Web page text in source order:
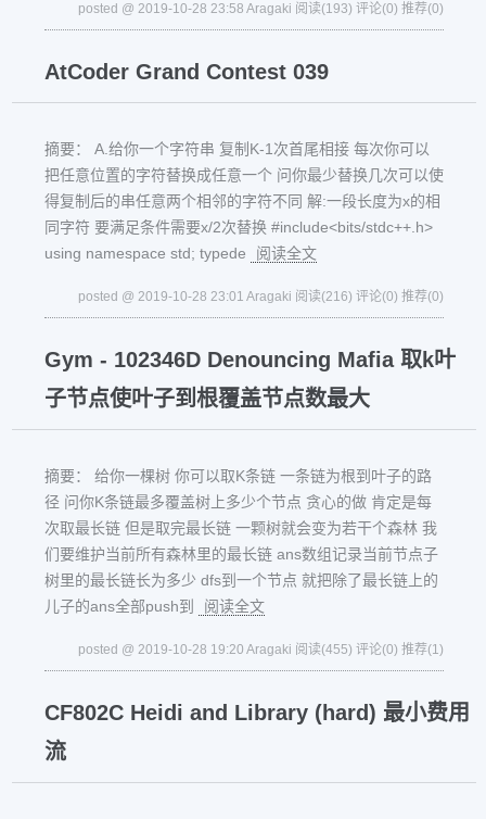
posted @ 2019-10-28 23:58 Aragaki 阅读(193) 评论(0) 推荐(0)
AtCoder Grand Contest 039
摘要： A.给你一个字符串 复制K-1次首尾相接 每次你可以
把任意位置的字符替换成任意一个 问你最少替换几次可以使
得复制后的串任意两个相邻的字符不同 解:一段长度为x的相
同字符 要满足条件需要x/2次替换 #include<bits/stdc++.h>
using namespace std; typede
阅读全文
posted @ 2019-10-28 23:01 Aragaki 阅读(216) 评论(0) 推荐(0)
Gym - 102346D Denouncing Mafia 取k叶
子节点使叶子到根覆盖节点数最大
摘要： 给你一棵树 你可以取K条链 一条链为根到叶子的路
径 问你K条链最多覆盖树上多少个节点 贪心的做 肯定是每
次取最长链 但是取完最长链 一颗树就会变为若干个森林 我
们要维护当前所有森林里的最长链 ans数组记录当前节点子
树里的最长链长为多少 dfs到一个节点 就把除了最长链上的
儿子的ans全部push到
阅读全文
posted @ 2019-10-28 19:20 Aragaki 阅读(455) 评论(0) 推荐(1)
CF802C Heidi and Library (hard) 最小费用
流